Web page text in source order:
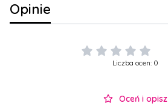
Opinie
Liczba ocen: 0
Oceń i opisz